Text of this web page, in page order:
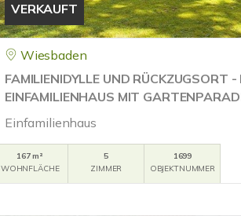
VERKAUFT
Wiesbaden
FAMILIENIDYLLE UND RÜCKZUGSORT -
EINFAMILIENHAUS MIT
Einfamilienhaus
167 m²
WOHNFLÄCHE
5
ZIMMER
1699
OBJEKTNUMMER